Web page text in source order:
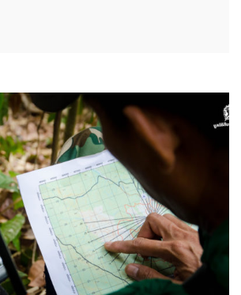
ะเวนร่วมรักษาป่าสงวนแห่งชาติ ป่าองค์พระ ป่